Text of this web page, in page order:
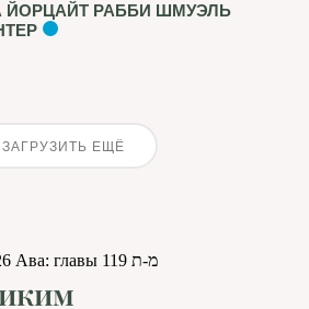
ЙОРЦАЙТ РАББИ ШМУЭЛЬ
ЗАГРУЗИТЬ ЕЩЁ
Теилим на сегодня – 26 Ава: главы 119 מ-ת